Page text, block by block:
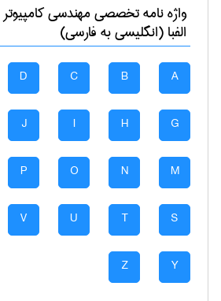
واژه نامه تخصصیمهندسی كامپيوتر
الفبا (انگلیسی به فارسی)
A
B
C
D
G
H
I
J
M
N
O
P
S
T
U
V
Y
Z